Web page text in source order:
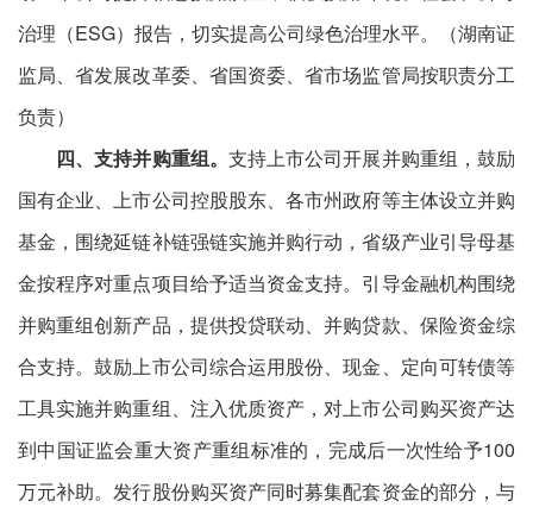
治理（ESG）报告，切实提高公司绿色治理水平。（湖南证
监局、省发展改革委、省国资委、省市场监管局按职责分工
负责）
四、支持并购重组。 支持上市公司开展并购重组，鼓励
国有企业、上市公司控股股东、各市州政府等主体设立并购
基金，围绕延链补链强链实施并购行动，省级产业引导母基
金按程序对重点项目给予适当资金支持。引导金融机构围绕
并购重组创新产品，提供投贷联动、并购贷款、保险资金综
合支持。鼓励上市公司综合运用股份、现金、定向可转债等
工具实施并购重组、注入优质资产，对上市公司购买资产达
到中国证监会重大资产重组标准的，完成后一次性给予100
万元补助。发行股份购买资产同时募集配套资金的部分，与